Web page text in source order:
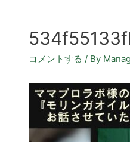
コメントする / By